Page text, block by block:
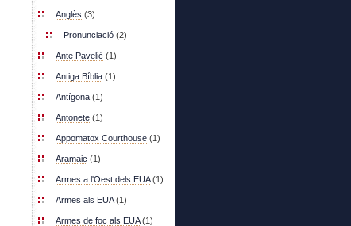
Anglès (3)
Pronunciació (2)
Ante Pavelić (1)
Antiga Bíblia (1)
Antígona (1)
Antonete (1)
Appomatox Courthouse (1)
Aramaic (1)
Armes a l'Oest dels EUA(1)
Armes als EUA(1)
Armes de foc als EUA(1)